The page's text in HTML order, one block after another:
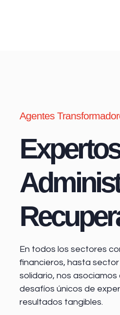
Agentes
En todos los sectores
financieros, hasta
solidario, nos
desafíos únicos de
resultados tangibles.